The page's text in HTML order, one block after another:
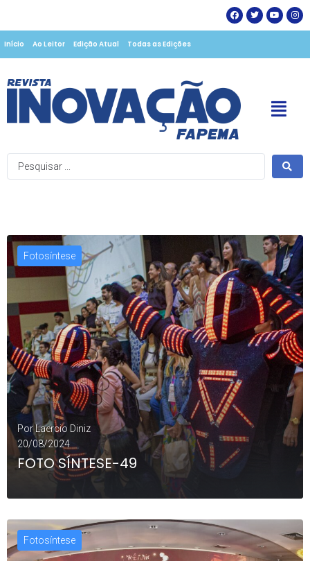
Início Ao Leitor Edição Atual Todas as Edições
Fotosíntese
PorLaercio Diniz
20/08/2024
FOTO SÍNTESE-49
Fotosíntese